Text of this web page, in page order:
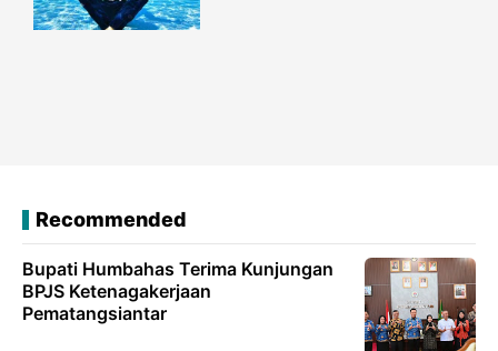
Recommended
Bupati Humbahas Terima Kunjungan
BPJS Ketenagakerjaan
Pematangsiantar